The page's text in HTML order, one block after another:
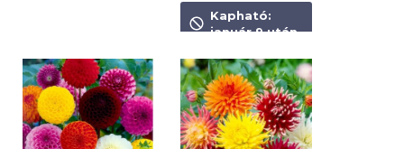
1 490Ft
Kapható:
január 9 után